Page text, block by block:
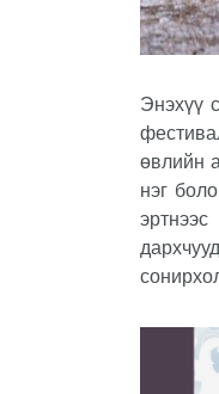
Энэхүү
өвлийн
нэг